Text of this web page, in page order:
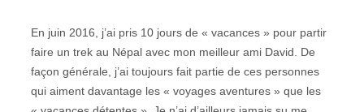
En juin 2016, j’ai pris 10 jours de « vacances » pour partir
faire un trek au Népal avec mon meilleur ami David. De
façon générale, j’ai toujours fait partie de ces personnes
qui aiment davantage les « voyages aventures » que les